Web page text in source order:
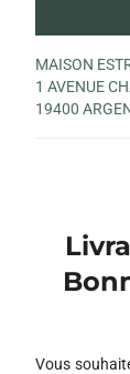
MAISON
1 AVENUE
19400
Vous